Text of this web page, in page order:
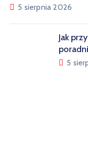
5 sierpnia 2026
Jak
5